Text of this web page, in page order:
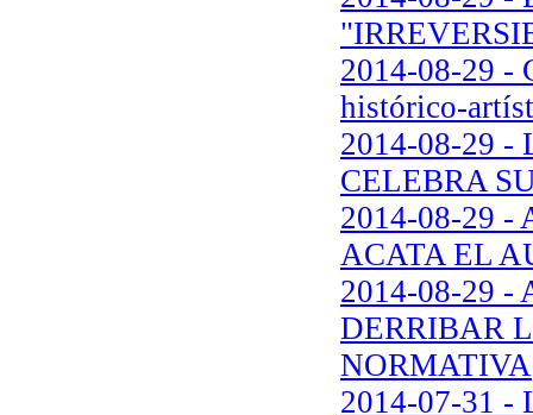
2014-08-29 -
histórico-
2014-08-29 -
CELEBRA
2014-08-29 -
ACATA EL
2014-08-29 -
DERRIBAR
NORMATIVA
2014-07-31 -